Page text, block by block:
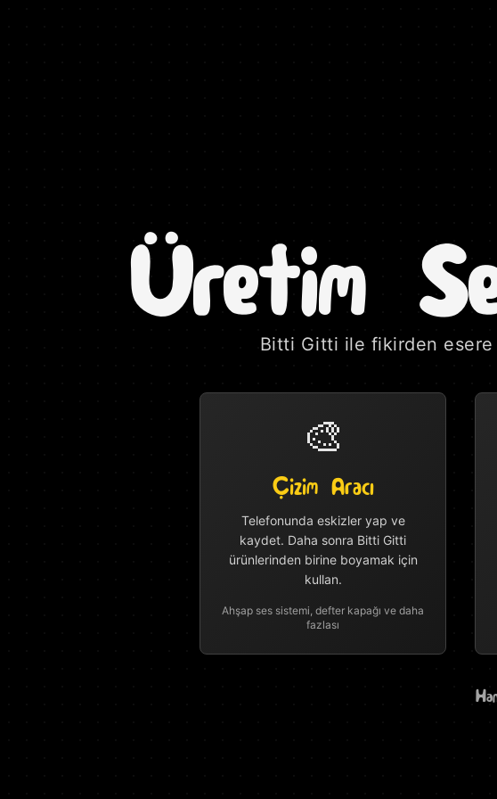
Üretim
Bitti Gitti ile fikirden esere
🎨
Çizim Aracı
Telefonunda eskizler yap ve
kaydet. Daha sonra Bitti Gitti
ürünlerinden birine boyamak için
kullan.
Ahşap ses sistemi, defter kapağı ve daha
fazlası